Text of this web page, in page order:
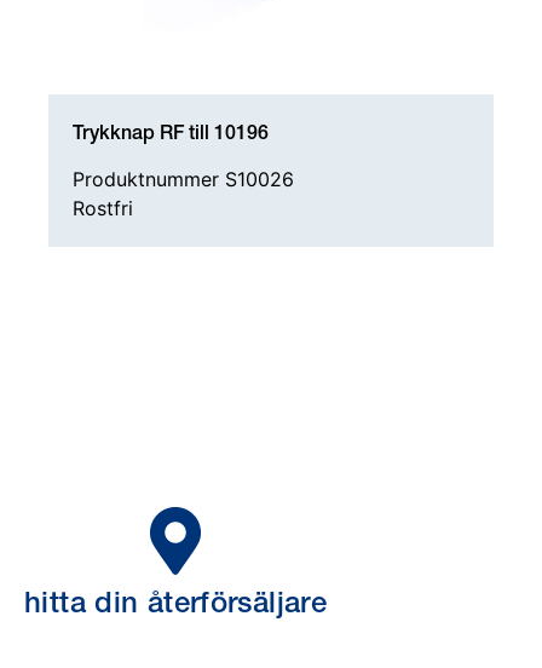
Trykknap RF till 10196
Produktnummer S10026
Rostfri
hitta din återförsäljare